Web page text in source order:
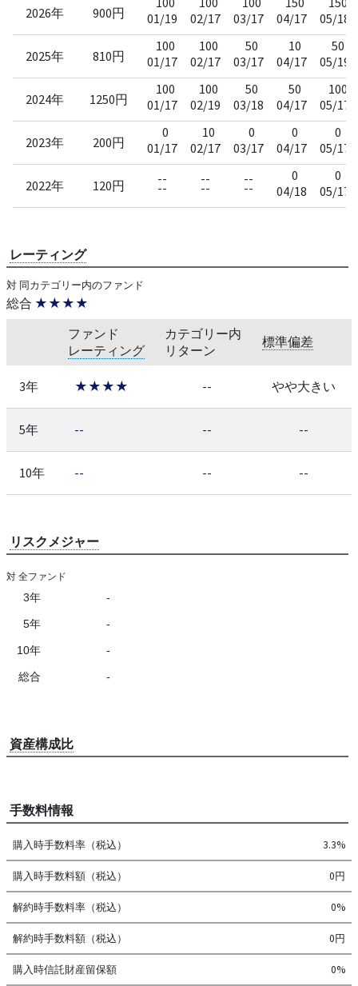
2026年 900円
01/19
02/17
03/17
04/17
05/18
2025年 810円
100
01/17
100
02/17
50
03/17
10
04/17
50
05/19
2024年 1250円
100
01/17
100
02/19
50
03/18
50
04/17
100
05/17
2023年 200円
0
01/17
10
02/17
0
03/17
0
04/17
0
05/17
2022年 120円 --
--
--
--
--
--
0
04/18
0
05/17
レーティング
対 同カテゴリー内のファンド
総合 ★★★★
ファンド
レーティング
カテゴリー内
リターン
標準偏差
3年 ★★★★ -- やや大きい
5年 -- -- --
10年 -- -- --
リスクメジャー
対 全ファンド
3年 -
5年 -
10年 -
総合 -
資産構成比
手数料情報
購入時手数料率（税込） 3.3%
購入時手数料額（税込） 0円
解約時手数料率（税込） 0%
解約時手数料額（税込） 0円
購入時信託財産留保額 0%